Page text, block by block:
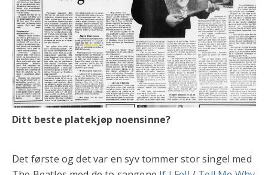
Ditt beste platekjøp noensinne?
Det første og det var en syv tommer stor singel med